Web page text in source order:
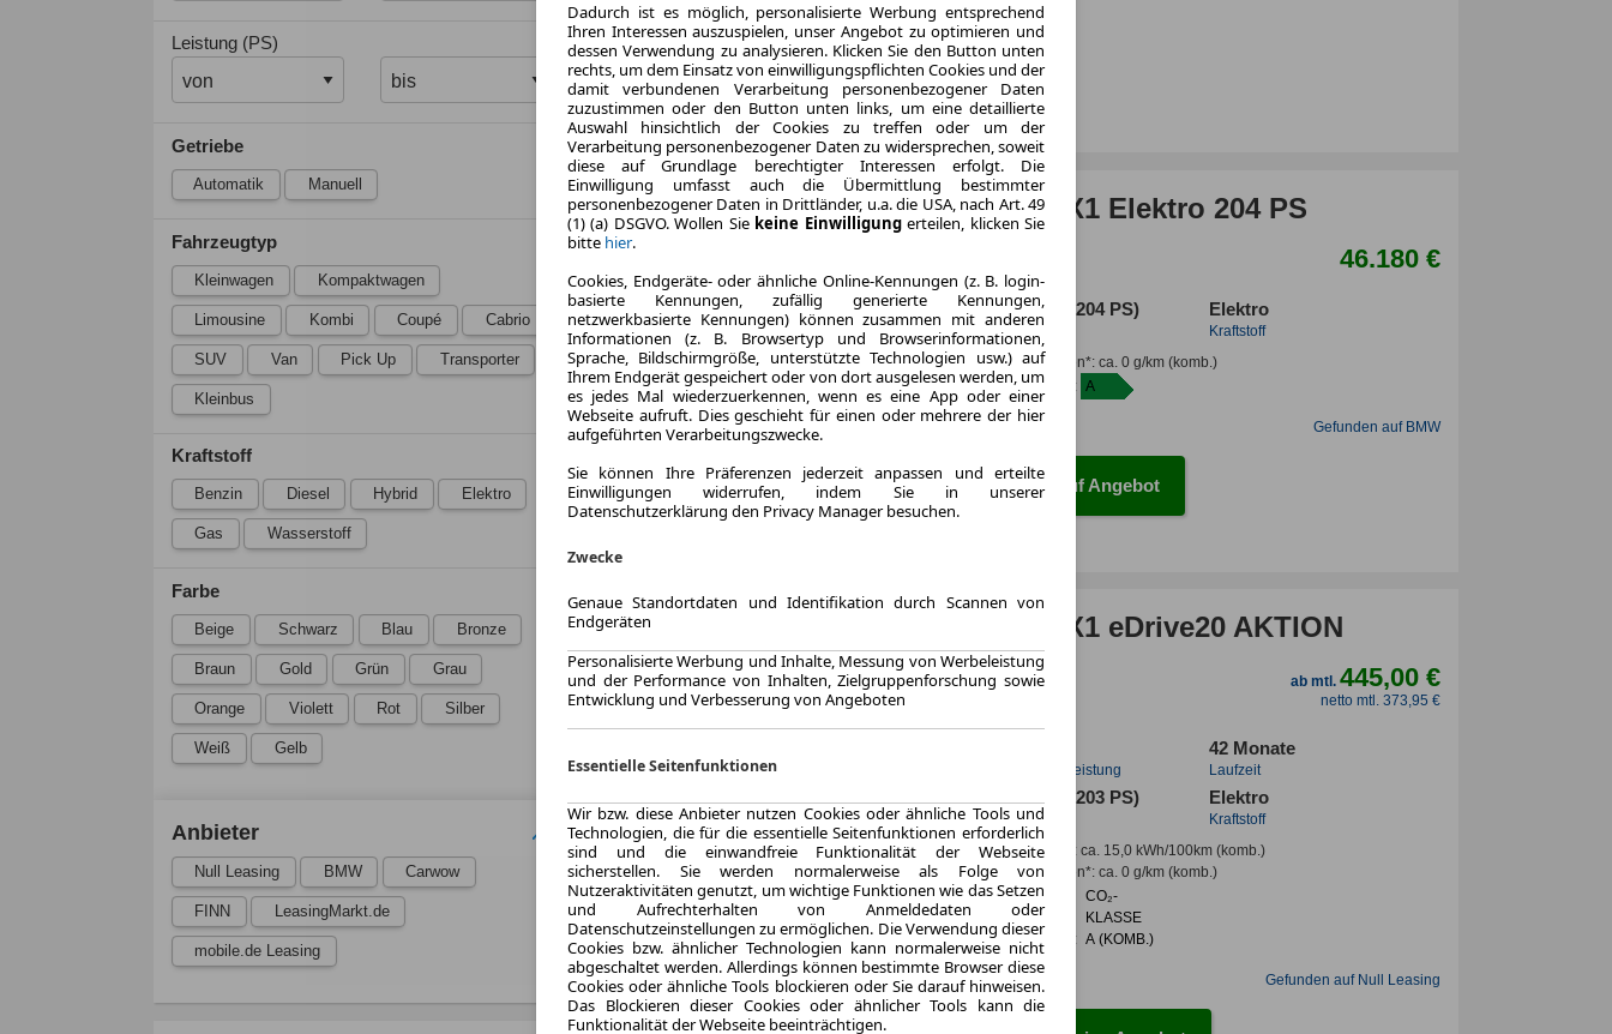
Leistung (PS)
Getriebe
Automatik Manuell
Fahrzeugtyp
Kleinwagen Kompaktwagen
Limousine Kombi Coupé Cabrio
SUV Van Pick Up Transporter
Kleinbus
Kraftstoff
Benzin Diesel Hybrid Elektro
Gas Wasserstoff
Farbe
Beige Schwarz Blau Bronze
Braun Gold Grün Grau
Orange Violett Rot Silber
Weiß Gelb
Anbieter
Null Leasing BMW Carwow
FINN LeasingMarkt.de
mobile.de Leasing
BMW iX1 Elektro 204 PS
46.180 €
ca. 150 kW (204 PS)
Leistung
Elektro
Kraftstoff
CO2-Emissionen*: ca. 0 g/km(komb.)
Effizienzklasse: A
Gefunden auf BMW
Zum Kauf Angebot
KAUFEN
BMW iX1 eDrive20 AKTION
ab mtl.445,00 €
netto mtl. 373,95 €
Jahrliche Fahrleistung
42 Monate
Laufzeit
ca. 150 kW (203 PS)
Leistung
Elektro
Kraftstoff
Kraftstoffverbr.¹: ca. 15,0 kWh/100km(komb.)
CO2 -Emissionen*: ca. 0 g/km(komb.)
Effizienzklasse:
CO₂-
KLASSE
A (KOMB.)
Gefunden auf Null Leasing
LEASING
Dadurch ist es möglich, personalisierte Werbung entsprechend
Ihren Interessen auszuspielen, unser Angebot zu optimieren und
dessen Verwendung zu analysieren. Klicken Sie den Button unten
rechts, um dem Einsatz von einwilligungspflichten Cookies und der
damit verbundenen Verarbeitung personenbezogener Daten
zuzustimmen oder den Button unten links, um eine detaillierte
Auswahl hinsichtlich der Cookies zu treffen oder um der
Verarbeitung personenbezogener Daten zu widersprechen, soweit
diese auf Grundlage berechtigter Interessen erfolgt. Die
Einwilligung umfasst auch die Übermittlung bestimmter
personenbezogener Daten in Drittländer, u.a. die USA, nach Art. 49
(1) (a) DSGVO. Wollen Sie keine Einwilligungerteilen, klicken Sie
bitte hier.
Cookies, Endgeräte- oder ähnliche Online-Kennungen (z. B. login-
basierte Kennungen, zufällig generierte Kennungen,
netzwerkbasierte Kennungen) können zusammen mit anderen
Informationen (z. B. Browsertyp und Browserinformationen,
Sprache, Bildschirmgröße, unterstützte Technologien usw.) auf
Ihrem Endgerät gespeichert oder von dort ausgelesen werden, um
es jedes Mal wiederzuerkennen, wenn es eine App oder einer
Webseite aufruft. Dies geschieht für einen oder mehrere der hier
aufgeführten Verarbeitungszwecke.
Sie können Ihre Präferenzen jederzeit anpassen und erteilte
Einwilligungen widerrufen, indem Sie in unserer
Datenschutzerklärung den Privacy Manager besuchen.
Zwecke
Genaue Standortdaten und Identifikation durch Scannen von
Endgeräten
Personalisierte Werbung und Inhalte, Messung von Werbeleistung
und der Performance von Inhalten, Zielgruppenforschung sowie
Entwicklung und Verbesserung von Angeboten
Essentielle Seitenfunktionen
Wir bzw. diese Anbieter nutzen Cookies oder ähnliche Tools und
Technologien, die für die essentielle Seitenfunktionen erforderlich
sind und die einwandfreie Funktionalität der Webseite
sicherstellen. Sie werden normalerweise als Folge von
Nutzeraktivitäten genutzt, um wichtige Funktionen wie das Setzen
und Aufrechterhalten von Anmeldedaten oder
Datenschutzeinstellungen zu ermöglichen. Die Verwendung dieser
Cookies bzw. ähnlicher Technologien kann normalerweise nicht
abgeschaltet werden. Allerdings können bestimmte Browser diese
Cookies oder ähnliche Tools blockieren oder Sie darauf hinweisen.
Das Blockieren dieser Cookies oder ähnlicher Tools kann die
Funktionalität der Webseite beeinträchtigen.